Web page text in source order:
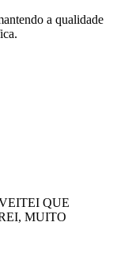
a qualidade
QUE
MUITO